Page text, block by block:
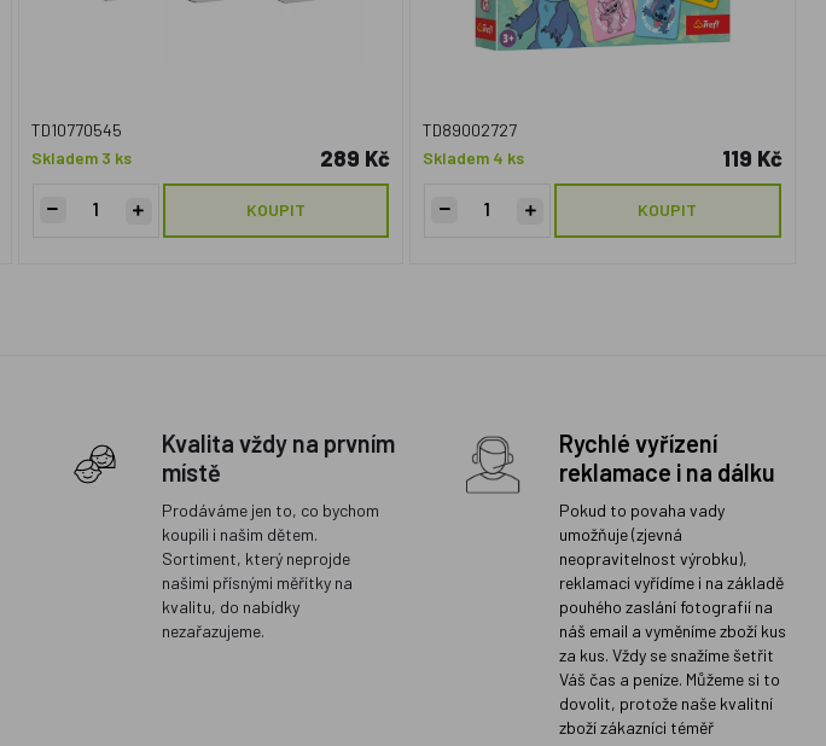
TD10770545
Skladem 3 ks
289 Kč
KOUPIT
TD89002727
Skladem 4 ks
119 Kč
KOUPIT
Kvalita vždy na prvním
místě
Prodáváme jen to, co bychom
koupili i našim dětem.
Sortiment, který neprojde
našimi přísnými měřítky na
kvalitu, do nabídky
nezařazujeme.
Rychlé vyřízení
reklamace i na dálku
Pokud to povaha vady
umožňuje (zjevná
neopravitelnost výrobku),
reklamaci vyřídíme i na základě
pouhého zaslání fotografií na
náš email a vyměníme zboží kus
za kus. Vždy se snažíme šetřit
Váš čas a peníze. Můžeme si to
dovolit, protože naše kvalitní
zboží zákazníci téměř